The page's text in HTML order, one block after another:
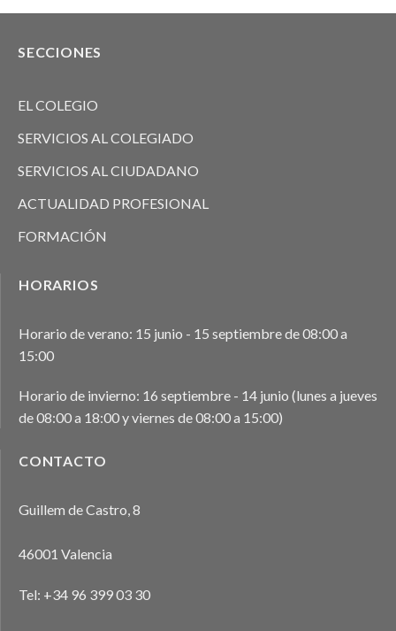
SECCIONES
EL COLEGIO
SERVICIOS AL COLEGIADO
SERVICIOS AL CIUDADANO
ACTUALIDAD PROFESIONAL
FORMACIÓN
HORARIOS
Horario de verano: 15 junio - 15 septiembre de 08:00 a
15:00
Horario de invierno: 16 septiembre - 14 junio (lunes a jueves
de 08:00 a 18:00 y viernes de 08:00 a 15:00)
CONTACTO
Guillem de Castro, 8
46001 Valencia
Tel: +34 96 399 03 30